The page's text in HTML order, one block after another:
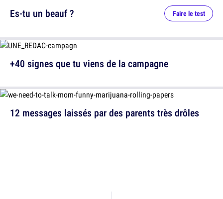
12 messages laissés par des parents très drôles
Es-tu un beauf ? Faire le test
+40 signes que tu viens de la campagne